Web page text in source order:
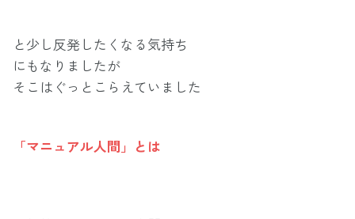
と少し反発したくなる気持ち
にもなりましたが
そこはぐっとこらえていました
「マニュアル人間」とは